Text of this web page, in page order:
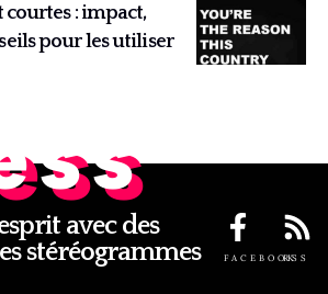
courtes : impact,
pour les utiliser
avec des
stéréogrammes
FACEBOOKRSS